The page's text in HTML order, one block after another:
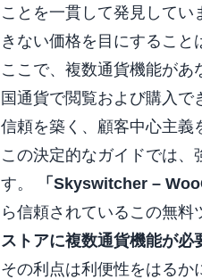
ことを一貫して発見してい
きない価格を目にすること
ここで、複数通貨機能が
国通貨で閲覧および購入
信頼を築く 、顧客中心主義
この決定的なガイドでは、
す。
「Skyswitcher –
ら信頼されているこの無料
ストアに複数通貨機能が必
その利点は利便性をはるか